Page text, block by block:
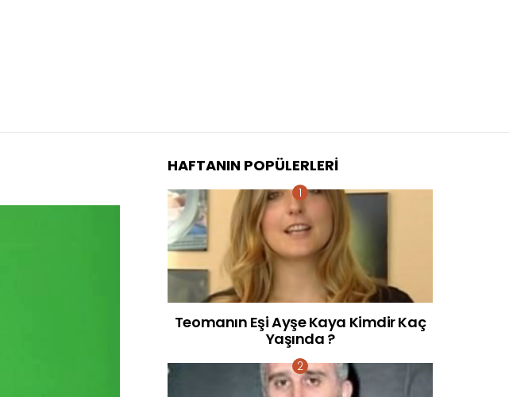
HAFTANIN POPÜLERLERI
Teomanın Eşi Ayşe Kaya Kimdir Kaç
Yaşında ?